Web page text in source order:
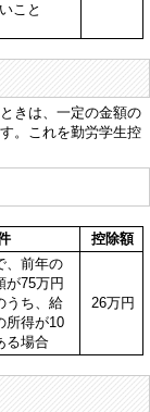
こと
きは、一定の金額の
。これを勤労学生控
控除額
、前年の
が75万円
うち、給
所得が10
る場合
26万円